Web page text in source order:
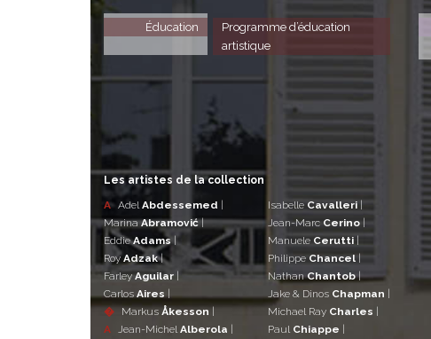
Éducation
Programme d’éducation
artistique
Les artistes de la collection
A AdelAbdessemed
MarinaAbramović|
EddieAdams|
RoyAdzak|
FarleyAguilar
Carlos Aires
�
Markus Åkesson
A Jean-MichelAlberola
Isabelle Cavalleri
Jean-Marc Cerino
Manuele Cerutti
Philippe Chancel
NathanChantob|
Jake & Dinos Chapman
Michael Ray Charles
Paul Chiappe